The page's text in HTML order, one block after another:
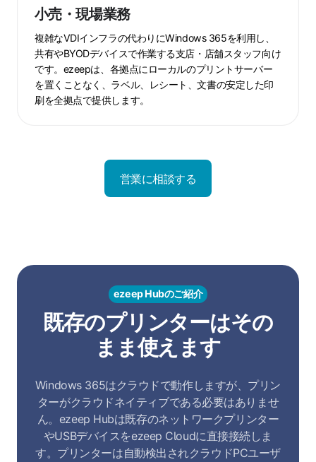
小売・現場業務
複雑なVDIインフラの代わりにWindows 365を利用し、
共有やBYODデバイスで作業する支店・店舗スタッフ向け
です。ezeepは、各拠点にローカルのプリントサーバー
を置くことなく、ラベル、レシート、文書の安定した印
刷を全拠点で提供します。
営業に相談する
ezeep Hubのご紹介
既存のプリンターはその
まま使えます
Windows 365はクラウドで動作しますが、プリン
ターがクラウドネイティブである必要はありませ
ん。ezeep Hubは既存のネットワークプリンター
やUSBデバイスをezeep Cloudに直接接続しま
す。プリンターは自動検出されクラウドPCユーザ